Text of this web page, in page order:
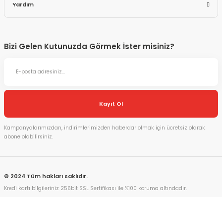
Yardım
Bizi Gelen Kutunuzda Görmek İster misiniz?
Kayıt Ol
Kampanyalarımızdan, indirimlerimizden haberdar olmak için ücretsiz olarak
abone olabilirsiniz.
© 2024 Tüm hakları saklıdır.
Kredi kartı bilgileriniz 256bit SSL Sertifikası ile %100 koruma altındadır.